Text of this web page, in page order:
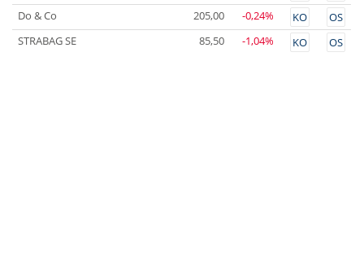
Do & Co
205,00 -0,24% KO
OS
STRABAG SE
85,50 -1,04% KO OS